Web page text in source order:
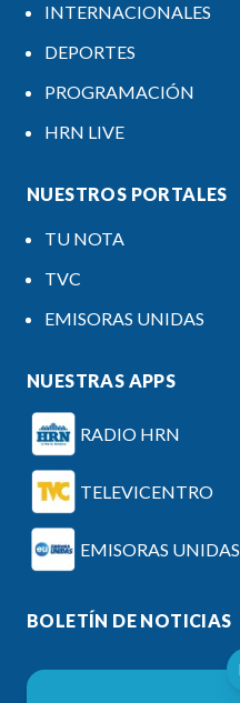
INTERNACIONALES
DEPORTES
PROGRAMACIÓN
HRN LIVE
NUESTROS PORTALES
TU NOTA
TVC
EMISORAS UNIDAS
NUESTRAS APPS
RADIO HRN
TELEVICENTRO
EMISORAS UNIDAS
BOLETÍN DE NOTICIAS